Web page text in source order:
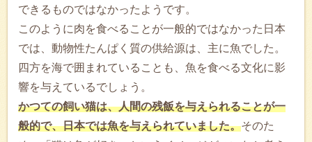
できるものではなかったようです。
このように肉を食べることが一般的ではなかった日本
では、動物性たんぱく質の供給源は、主に魚でした。
四方を海で囲まれていることも、魚を食べる文化に影
響を与えているでしょう。
かつての飼い猫は、人間の残飯を与えられることが一
般的で、日本では魚を与えられていました。そのた